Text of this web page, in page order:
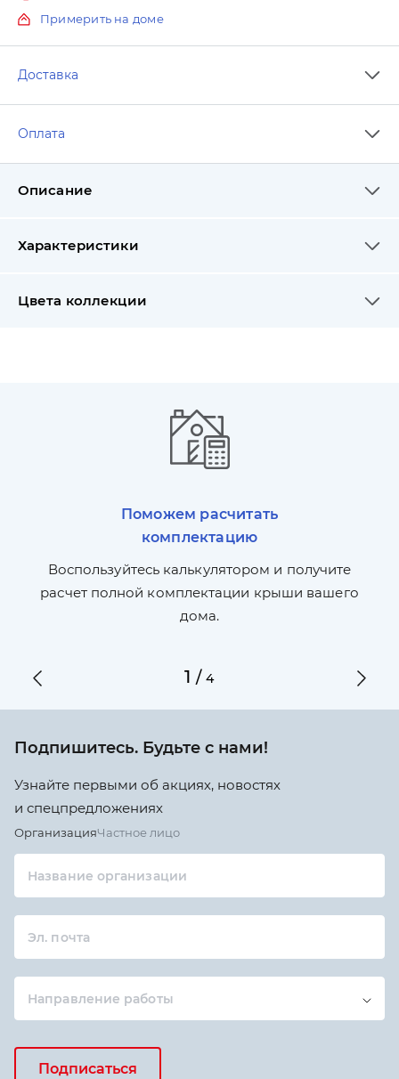
Примерить на доме
Доставка
Оплата
Описание
Характеристики
Цвета коллекции
Поможем расчитать
комплектацию
Воспользуйтесь калькулятором и получите
расчет полной комплектации крыши вашего
дома.
1 /4
Подпишитесь. Будьте с нами!
Узнайте первыми об акциях, новостях
и спецпредложениях
ОрганизацияЧастное лицо
Название организации
Эл. почта
Направление работы
Подписаться